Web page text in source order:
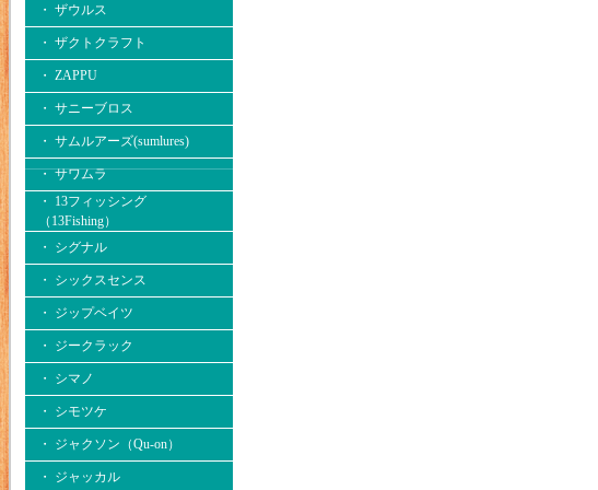
・ ザウルス
・ ザクトクラフト
・ ZAPPU
・ サニーブロス
・ サムルアーズ(sumlures)
・ サワムラ
・ 13フィッシング
（13Fishing）
・ シグナル
・ シックスセンス
・ ジップベイツ
・ ジークラック
・ シマノ
・ シモツケ
・ ジャクソン（Qu-on）
・ ジャッカル